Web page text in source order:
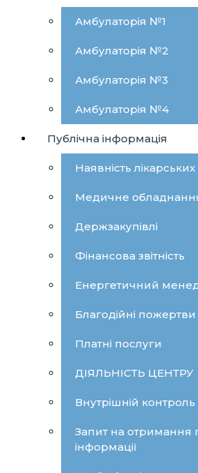
Амбулаторія №1
Амбулаторія №2
Амбулаторія №3
Амбулаторія №4
Публічна інформація
Наявність лікарських
Медичне
Держзакупівлі
Фінансова звітність
Енергетичний
Благодійні пожертви
Платні послуги
ДІЯЛЬНІСТЬ ЦЕНТРУ
Внутрішній контроль
Запит на отримання
інформації